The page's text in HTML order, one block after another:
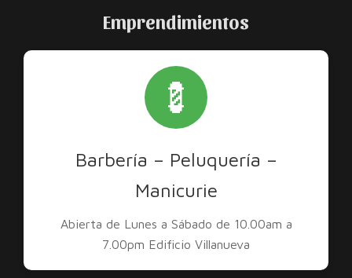
Emprendimientos
💈
Barbería – Peluquería –
Manicurie
Abierta de Lunes a Sábado de 10.00am a
7.00pm Edificio Villanueva